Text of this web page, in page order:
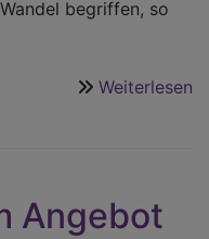
begriffen, so
Weiterlesen
Angebot